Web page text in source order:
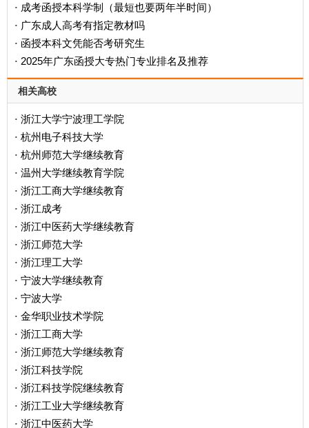
· 成考函授本科学制（最短也要两年半时间）
· 广东成人高考有指定教材吗
· 函授本科文凭能否考研究生
· 2025年广东函授大专热门专业排名及推荐
相关高校
· 浙江大学宁波理工学院
· 杭州电子科技大学
· 杭州师范大学继续教育
· 温州大学继续教育学院
· 浙江工商大学继续教育
· 浙江成考
· 浙江中医药大学继续教育
· 浙江师范大学
· 浙江理工大学
· 宁波大学继续教育
· 宁波大学
· 金华职业技术学院
· 浙江工商大学
· 浙江师范大学继续教育
· 浙江科技学院
· 浙江科技学院继续教育
· 浙江工业大学继续教育
· 浙江中医药大学